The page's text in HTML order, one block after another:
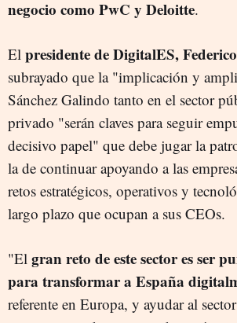
negocio como PwC y Deloitte.
El presidente de DigitalES,
subrayado que la "implicación y
Sánchez Galindo tanto en el sector
privado "serán claves para seguir
decisivo papel" que debe jugar la
la de continuar apoyando a las
retos estratégicos, operativos y
largo plazo que ocupan a sus CEOs.
"El gran reto de este sector es ser
para transformar a España
referente en Europa, y ayudar al